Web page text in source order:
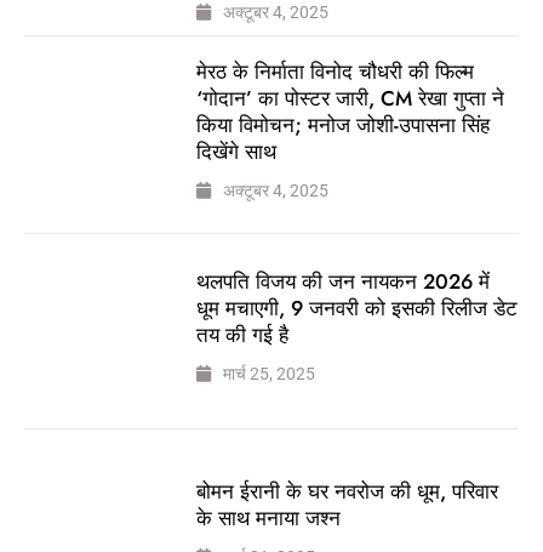
अक्टूबर 4, 2025
मेरठ के निर्माता विनोद चौधरी की फिल्म
‘गोदान’ का पोस्टर जारी, CM रेखा गुप्ता ने
किया विमोचन; मनोज जोशी-उपासना सिंह
दिखेंगे साथ
अक्टूबर 4, 2025
थलपति विजय की जन नायकन 2026 में
धूम मचाएगी, 9 जनवरी को इसकी रिलीज डेट
तय की गई है
मार्च 25, 2025
बोमन ईरानी के घर नवरोज की धूम, परिवार
के साथ मनाया जश्न